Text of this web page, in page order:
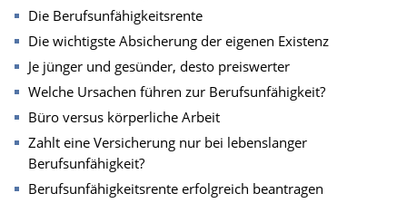
Die Berufsunfähigkeitsrente
Die wichtigste Absicherung der eigenen Existenz
Je jünger und gesünder, desto preiswerter
Welche Ursachen führen zur Berufsunfähigkeit?
Büro versus körperliche Arbeit
Zahlt eine Versicherung nur bei lebenslanger
Berufsunfähigkeit?
Berufsunfähigkeitsrente erfolgreich beantragen